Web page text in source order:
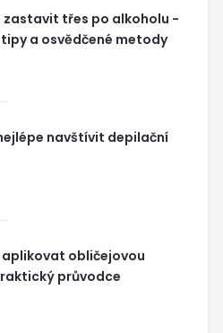
zastavit třes po alkoholu -
a osvědčené metody
navštívit depilační
obličejovou
průvodce